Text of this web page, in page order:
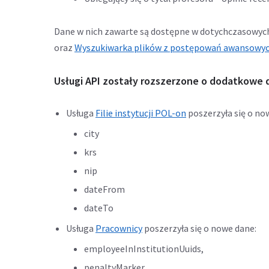
Dane w nich zawarte są dostępne w
oraz Wyszukiwarka plików z postępowań
Usługi API zostały rozszerzone o dodatkowe
Usługa Filie instytucji POL-on poszerzyła się o
city
krs
nip
dateFrom
dateTo
Usługa Pracownicyposzerzyła się o nowe dane:
employeeInInstitutionUuids,